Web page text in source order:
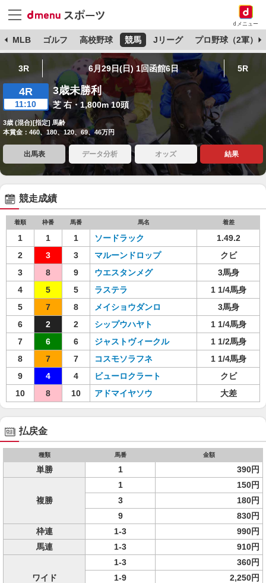
dメニュー
MLB ゴルフ 高校野球 競馬 Jリーグ プロ野球（2軍）
3R 6月29日(日) 1回函館6日 5R
4R
11:10
3歳未勝利
芝 右・1,800m 10頭
3歳 (混合)[指定] 馬齢
本賞金：460、180、120、69、46万円
出馬表 データ分析 オッズ 結果
競走成績
着順 枠番 馬番 馬名 着差
1 1 1 ソードラック
1.49.2
2
3 3 マルーンドロップ
クビ
3
8 9 ウエスタンメグ
3馬身
4
5 5 ラステラ
1 1/4馬身
5
7 8 メイショウダンロ
3馬身
6
2 2 シップウハヤト
1 1/4馬身
7
6 6 ジャストヴィークル
1 1/2馬身
8
7 7 コスモソラフネ
1 1/4馬身
9
4 4 ビューロクラート
クビ
10
8 10 アドマイヤソウ 大差
払戻金
種類 馬番 金額
単勝 1 390円
複勝
1
150円
3
180円
9
830円
枠連
1-3
990円
馬連
1-3 910円
ワイド
1-3
360円
1-9
2,250円